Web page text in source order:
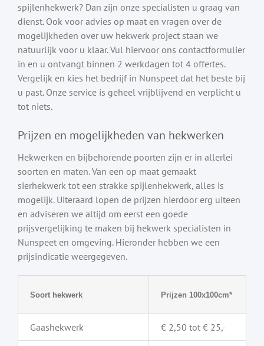
spijlenhekwerk? Dan zijn onze specialisten u graag van
dienst. Ook voor advies op maat en vragen over de
mogelijkheden over uw hekwerk project staan we
natuurlijk voor u klaar. Vul hiervoor ons contactformulier
in en u ontvangt binnen 2 werkdagen tot 4 offertes.
Vergelijk en kies het bedrijf in Nunspeet dat het beste bij
u past. Onze service is geheel vrijblijvend en verplicht u
tot niets.
Prijzen en mogelijkheden van hekwerken
Hekwerken en bijbehorende poorten zijn er in allerlei
soorten en maten. Van een op maat gemaakt
sierhekwerk tot een strakke spijlenhekwerk, alles is
mogelijk. Uiteraard lopen de prijzen hierdoor erg uiteen
en adviseren we altijd om eerst een goede
prijsvergelijking te maken bij hekwerk specialisten in
Nunspeet en omgeving. Hieronder hebben we een
prijsindicatie weergegeven.
Soort hekwerk Prijzen 100x100cm*
Gaashekwerk € 2,50 tot € 25,-